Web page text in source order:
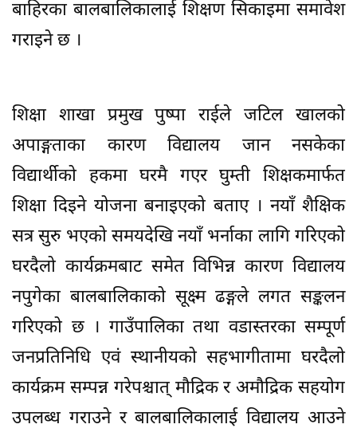
बाहिरका बालबालिकालाई शिक्षण सिकाइमा समावेश
गराइने छ ।
शिक्षा शाखा प्रमुख पुष्पा राईले जटिल खालको
अपाङ्गताका कारण विद्यालय जान नसकेका
विद्यार्थीको हकमा घरमै गएर घुम्ती शिक्षकमार्फत
शिक्षा दिइने योजना बनाइएको बताए । नयाँ शैक्षिक
सत्र सुरु भएको समयदेखि नयाँ भर्नाका लागि गरिएको
घरदैलो कार्यक्रमबाट समेत विभिन्न कारण विद्यालय
नपुगेका बालबालिकाको सूक्ष्म ढङ्गले लगत सङ्कलन
गरिएको छ । गाउँपालिका तथा वडास्तरका सम्पूर्ण
जनप्रतिनिधि एवं स्थानीयको सहभागीतामा घरदैलो
कार्यक्रम सम्पन्न गरेपश्चात् मौद्रिक र अमौद्रिक सहयोग
उपलब्ध गराउने र बालबालिकालाई विद्यालय आउने